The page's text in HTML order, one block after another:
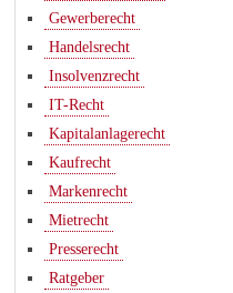
Gewerberecht
Handelsrecht
Insolvenzrecht
IT-Recht
Kapitalanlagerecht
Kaufrecht
Markenrecht
Mietrecht
Presserecht
Ratgeber